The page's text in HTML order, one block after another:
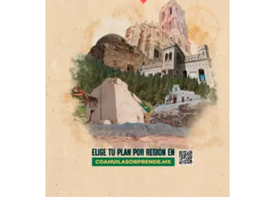
Al lugar acudieron elementos de los cuerpos de
emergencia, quienes confirmaron que la joven ya no
contaba con signos vitales. De manera preliminar se
indicó que pudo haber sufrido un infarto al miocardio;
sin embargo, la causa del fallecimiento deberá ser
determinada por las autoridades correspondientes.
ADVERTISEMENT